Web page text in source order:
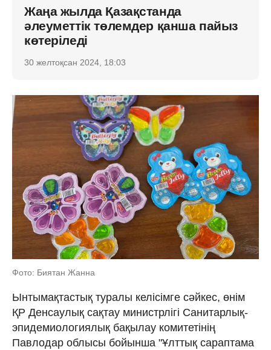
Жаңа жылда Қазақстанда
әлеуметтік төлемдер қанша пайыз
көтеріледі
30 желтоқсан 2024, 18:03
Фото: Биятан Жанна
Ынтымақтастық туралы келісімге сәйкес, өнім
ҚР Денсаулық сақтау министрлігі Санитарлық-
эпидемиологиялық бақылау комитетінің
Павлодар облысы бойынша "Ұлттық сараптама